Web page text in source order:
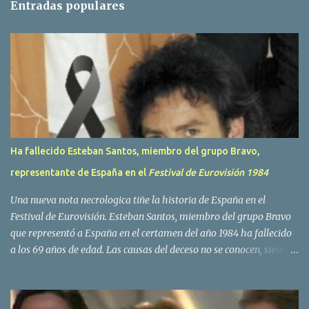
r
s
Entradas populares
Ha fallecido Esteban Santos, miembro del grupo Bravo,
representante de España en el Festival de Eurovisión 1984
Una nueva nota necrologica tiñe la historia de España en el
Festival de Eurovisión. Esteban Santos, miembro del grupo Bravo
que representó a España en el certamen del año 1984 ha fallecido
a los 69 años de edad. Las causas del deceso no se conocen, siendo
traves de las redes sociales. Nacido en Tolosa en 1951, durante su